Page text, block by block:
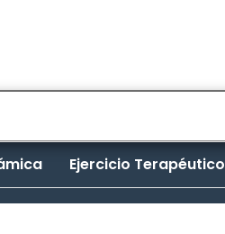
Ejercicio Terapéutico